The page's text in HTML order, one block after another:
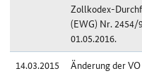
Zollkodex-
(EWG) Nr. 2454/
01.05.2016.
14.03.2015
Änderung der